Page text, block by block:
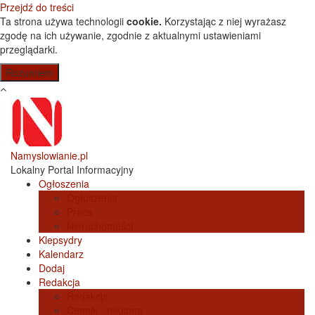
Przejdź do treści
Ta strona używa technologii cookie. Korzystając z niej wyrażasz
zgodę na ich używanie, zgodnie z aktualnymi ustawieniami
przeglądarki.
Namyslowianie.pl
Lokalny Portal Informacyjny
Ogłoszenia
Klepsydry
Kalendarz
Dodaj
Redakcja